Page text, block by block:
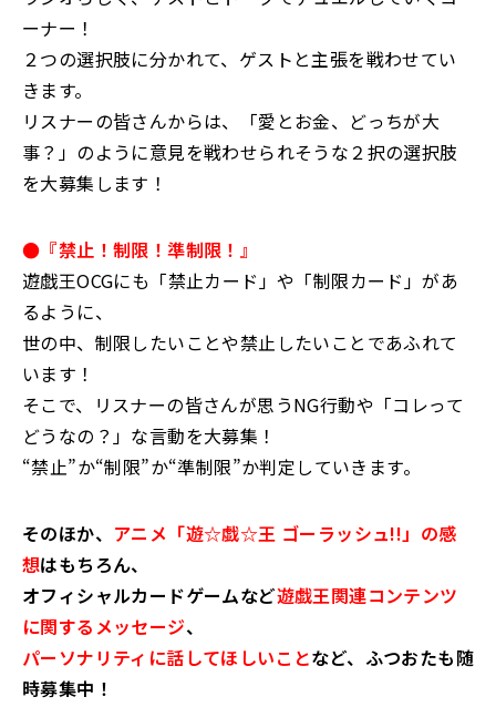
ーナー！
２つの選択肢に分かれて、ゲストと主張を戦わせてい
きます。
リスナーの皆さんからは、「愛とお金、どっちが大
事？」のように意見を戦わせられそうな２択の選択肢
を大募集します！
●『禁止！制限！準制限！』
遊戯王OCGにも「禁止カード」や「制限カード」があ
るように、
世の中、制限したいことや禁止したいことであふれて
います！
そこで、リスナーの皆さんが思うNG行動や「コレって
どうなの？」な言動を大募集！
“禁止”か“制限”か“準制限”か判定していきます。
そのほか、 アニメ「遊☆戯☆王 ゴーラッシュ!!」の感
想はもちろん、
オフィシャルカードゲームなど遊戯王関連コンテンツ
に関するメッセージ、
パーソナリティに話してほしいことなど、ふつおたも随
時募集中！